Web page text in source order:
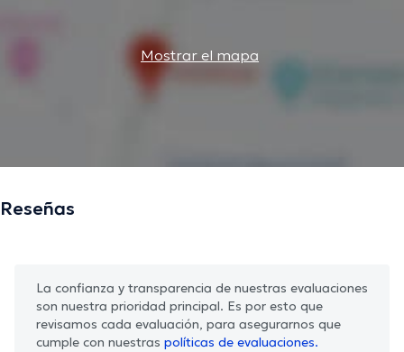
Mostrar el mapa
Reseñas
La confianza y transparencia de nuestras evaluaciones
son nuestra prioridad principal. Es por esto que
revisamos cada evaluación, para asegurarnos que
cumple con nuestras políticas de evaluaciones.